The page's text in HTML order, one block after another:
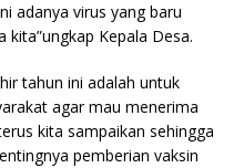
adanya virus yang baru
Kepala Desa.
tahun ini adalah untuk
agar mau menerima
kita sampaikan sehingga
pemberian vaksin